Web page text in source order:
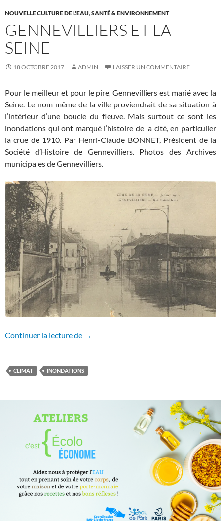
NOUVELLE CULTURE DE L'EAU,SANTÉ & ENVIRONNEMENT
GENNEVILLIERS ET LA
SEINE
18 OCTOBRE 2017 ADMIN LAISSER UN COMMENTAIRE
Pour le meilleur et pour le pire, Gennevilliers est marié avec la
Seine. Le nom même de la ville proviendrait de sa situation à
l’intérieur d’une boucle du fleuve. Mais surtout ce sont les
inondations qui ont marqué l’histoire de la cité, en particulier
la crue de 1910. Par Henri-Claude BONNET, Président de la
Société d’Histoire de Gennevilliers. Photos des Archives
municipales de Gennevilliers.
Continuer la lecture de GENNEVILLIERS ET LA SEINE
→
CLIMAT INONDATIONS